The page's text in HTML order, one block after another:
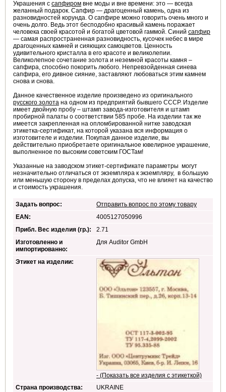
Украшения с сапфиром вне моды и вне времени: это — всегда
желанный подарок. Сапфир — драгоценный камень, одна из
разновидностей корунда. О сапфире можно говорить очень много и
очень долго. Ведь этот бесподобно красивый камень поражает
человека своей красотой и богатой цветовой гаммой. Синий сапфир
— самая распространенная разновидность, кусочек небес в мире
драгоценных камней и сияющих самоцветов. Ценность
удивительного кристалла в его красоте и великолепии.
Великолепное сочетание золота и неземной красоты камня –
сапфира, способно покорить любого. Непревзойденная синева
сапфира, его дивное сияние, заставляют любоваться этим камнем
снова и снова.
Данное качественное изделие произведено из оригинального
русского золота на одном из предприятий бывшего СССР. Изделие
имеет двойную пробу – штамп завода-изготовителя и штамп
пробирной палаты о соответствии 585 пробе. На изделии так же
имеется закрепленная на опломбированной нитке заводская
этикетка-сертификат, на которой указана вся информация о
изготовителе и изделии. Покупая данное изделие, вы
действительно приобретаете оригинальное ювелирное украшение,
выполненное по высоким советским ГОСТам!
Указанные на заводском этикет-сертификате параметры могут
незначительно отличаться от экземпляра к экземпляру, в большую
или меньшую сторону в пределах допуска, что не влияет на качество
и стоимость украшения.
Задать вопрос:
Отправить вопрос по этому товару
EAN:
4005127050996
Прибл. Вес изделия (гр.):
2.71
Изготовленно и
импортированно:
Для Auditor GmbH
Этикет на изделии:
- (Показать все изделия с этикеткой)
Страна производства:
UKRAINE